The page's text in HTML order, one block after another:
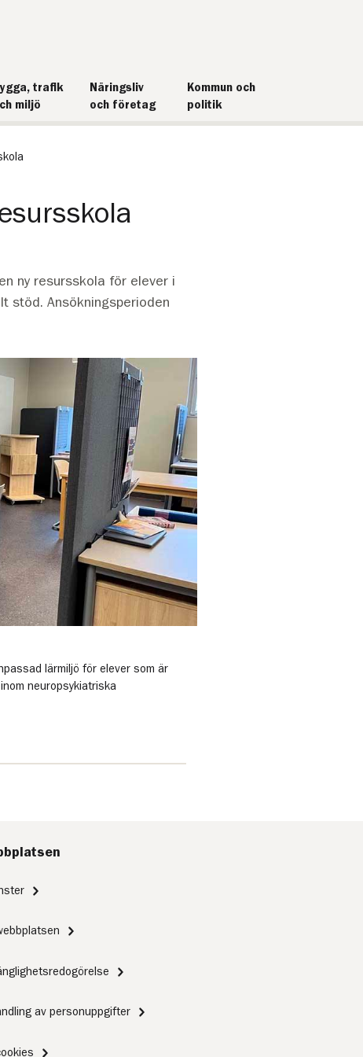
trafik
miljö
Näringsliv
och företag
Kommun och
politik
ny resursskola för elever i
stöd. Ansökningsperioden
lärmiljö för elever som är
neuropsykiatriska
av personuppgifter